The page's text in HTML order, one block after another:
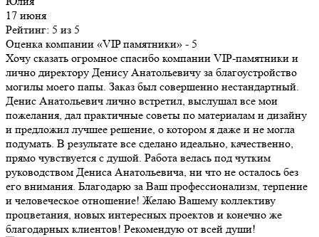
17 июня
Рейтинг: 5 из 5
Оценка компании «VIP памятники» - 5
Хочу сказать огромное спасибо компании VIP-памятники и
лично директору Денису Анатольевичу за благоустройство
могилы моего папы. Заказ был совершенно нестандартный.
Денис Анатольевич лично встретил, выслушал все мои
пожелания, дал практичные советы по материалам и дизайну
и предложил лучшее решение, о котором я даже и не могла
подумать. В результате все сделано идеально, качественно,
прямо чувствуется с душой. Работа велась под чутким
руководством Дениса Анатольевича, ни что не осталось без
его внимания. Благодарю за Ваш профессионализм, терпение
и человеческое отношение! Желаю Вашему коллективу
процветания, новых интересных проектов и конечно же
благодарных клиентов! Рекомендую от всей души!